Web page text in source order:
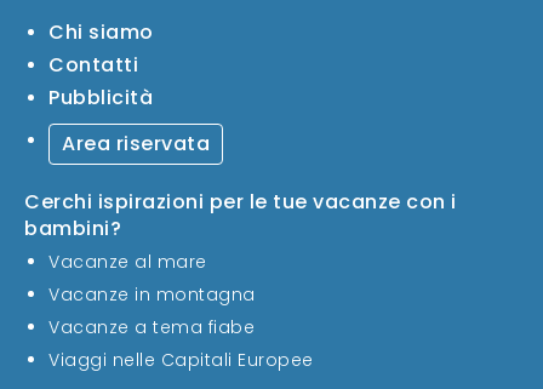
Chi siamo
Contatti
Pubblicità
Area riservata
Cerchi ispirazioni per le tue vacanze con i
bambini?
Vacanze al mare
Vacanze in montagna
Vacanze a tema fiabe
Viaggi nelle Capitali Europee